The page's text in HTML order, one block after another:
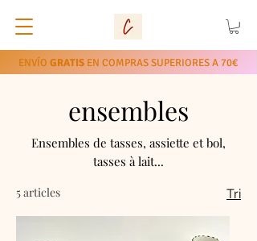
ENVÍO GRATIS EN COMPRAS SUPERIORES A 70€
ensembles
Ensembles de tasses, assiette et bol,
tasses à lait...
5 articles Tri